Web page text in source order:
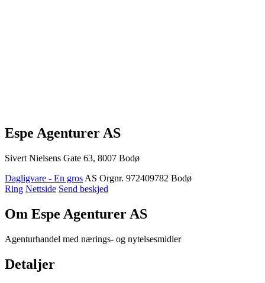
Espe Agenturer AS
Sivert Nielsens Gate 63, 8007 Bodø
Dagligvare - En gros AS Orgnr. 972409782 Bodø
Ring Nettside Send beskjed
Om Espe Agenturer AS
Agenturhandel med nærings- og nytelsesmidler
Detaljer